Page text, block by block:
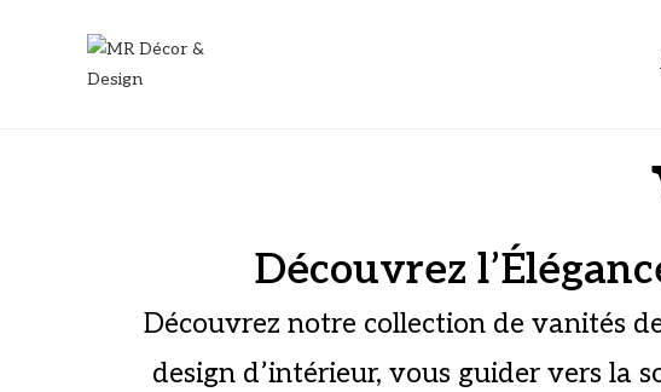
Découvrez
Découvrez notre collection de vanités
design d’intérieur, vous guider vers la